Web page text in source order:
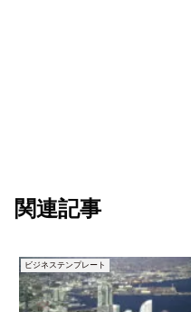
関連記事
ビジネステンプレート